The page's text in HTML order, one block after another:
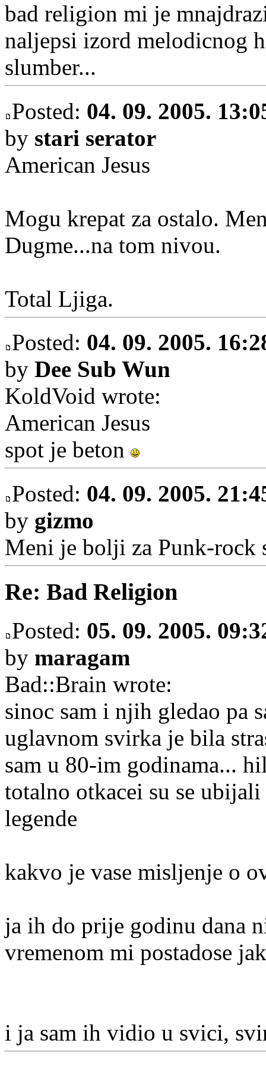
bad religion mi je
naljepsi izord melodicnog
slumber...
Posted: 04. 09. 2005.
by stari serator
American Jesus
Mogu krepat za ostalo.
Dugme...na tom nivou.
Total Ljiga.
Posted: 04. 09. 2005.
by Dee Sub Wun
KoldVoid wrote:
American Jesus
spot je beton
Posted: 04. 09. 2005.
by gizmo
Meni je bolji za Punk-rock
Re: Bad Religion
Posted: 05. 09. 2005.
by maragam
Bad::Brain wrote:
sinoc sam i njih gledao pa
uglavnom svirka je bila
sam u 80-im godinama...
totalno otkacei su se
legende
kakvo je vase misljenje o
ja ih do prije godinu dana
vremenom mi postadose
i ja sam ih vidio u svici,